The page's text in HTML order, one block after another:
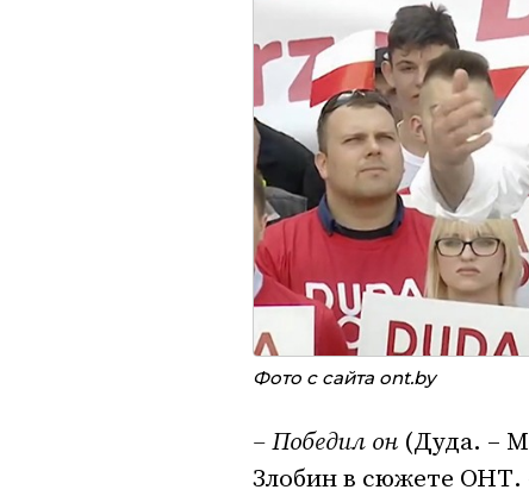
Фото с сайта ont.by
– Победил он (Дуда. –
Злобин в сюжете ОНТ.